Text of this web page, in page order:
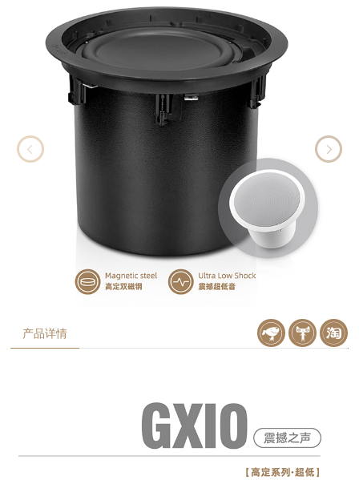
产品详情 天猫
京东购买